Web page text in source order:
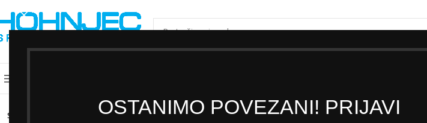
OSTANIMO POVEZANI! PRIJAVI
ODABERI KATEGORIJU
SOLD
Početna